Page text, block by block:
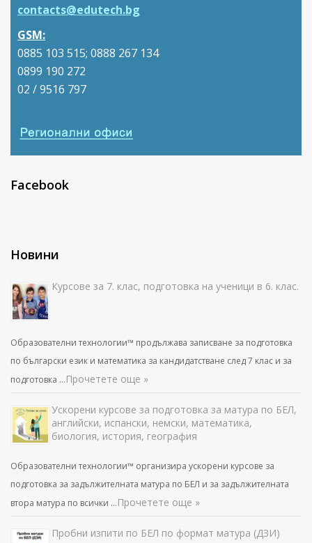
contacts@edutech.bg
GSM:
0885 103 515; 0888 267 134
0899 190 272
02 / 9516 797
Facebook
Новини
Курсове за 7. клас, подготовка на ученици в 6. клас.
Образователни технологии™ продължава записване за подготовка
по български език и математика за кандидатстване след 7 клас и за
подготовка …Прочетете още »
Ускорени курсове за подготовка за матура по БЕЛ,
английски, испански, немски, математика,
биология, история, география
Образователни технологии™ организира ускорени курсове за
подготовка за задължителната матура по БЕЛ и за задължителната
втора матура по всички …Прочетете още »
Пробни изпити по БЕЛ по формат матура (ДЗИ)